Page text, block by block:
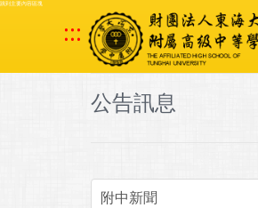
跳到主要內容區塊
:::
公告訊息
附中新聞